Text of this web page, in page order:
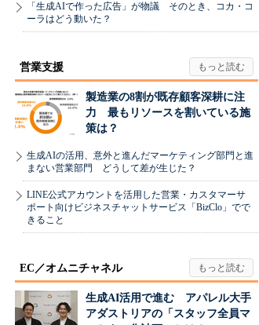
「生成AIで作った広告」が物議 そのとき、コカ・コ
ーラはどう動いた？
営業支援
製造業の8割が既存顧客深耕に注
力 最もリソースを割いている施
策は？
生成AIの活用、意外と進んだマーケティング部門と進
まない営業部門 どうして差が生じた？
LINE公式アカウントを活用した営業・カスタマーサ
ポート向けビジネスチャットサービス「BizClo」でで
きること
EC／オムニチャネル
生成AI活用で進む アパレル大手
アダストリアの「スタッフ全員マ